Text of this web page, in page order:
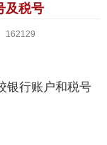
及税号
162129
银行账户和税号